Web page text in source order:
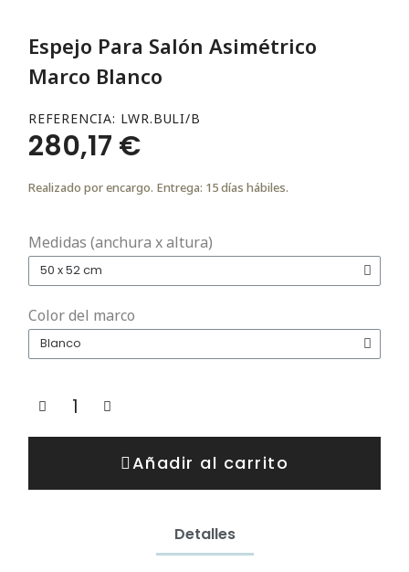
Espejo Para Salón Asimétrico
Marco Blanco
REFERENCIA LWR.BULI/B
280,17 €
Realizado por encargo. Entrega: 15 días hábiles.
Medidas (anchura x altura)
Color del marco
Añadir al carrito
Detalles